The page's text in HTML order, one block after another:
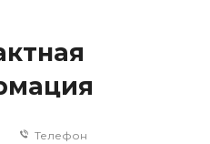
Телефон